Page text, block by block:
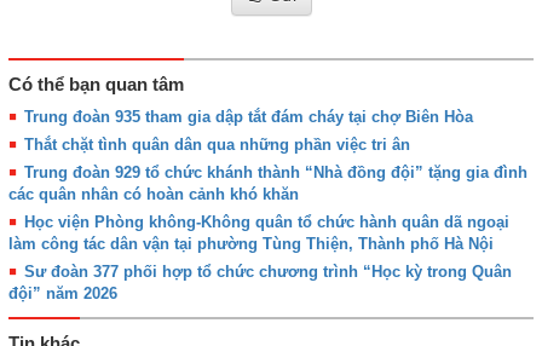
Có thể bạn quan tâm
Trung đoàn 935 tham gia dập tắt đám cháy tại chợ Biên Hòa
Thắt chặt tình quân dân qua những phần việc tri ân
Trung đoàn 929 tổ chức khánh thành “Nhà đồng đội” tặng gia đình
các quân nhân có hoàn cảnh khó khăn
Học viện Phòng không-Không quân tổ chức hành quân dã ngoại
làm công tác dân vận tại phường Tùng Thiện, Thành phố Hà Nội
Sư đoàn 377 phối hợp tổ chức chương trình “Học kỳ trong Quân
đội” năm 2026